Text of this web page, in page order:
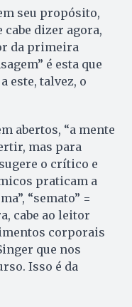
seu propósito,
cabe dizer agora,
da primeira
é esta que
este, talvez, o
abertos, “a mente
mas para
o crítico e
praticam a
“semato” =
cabe ao leitor
corporais
que nos
Isso é da